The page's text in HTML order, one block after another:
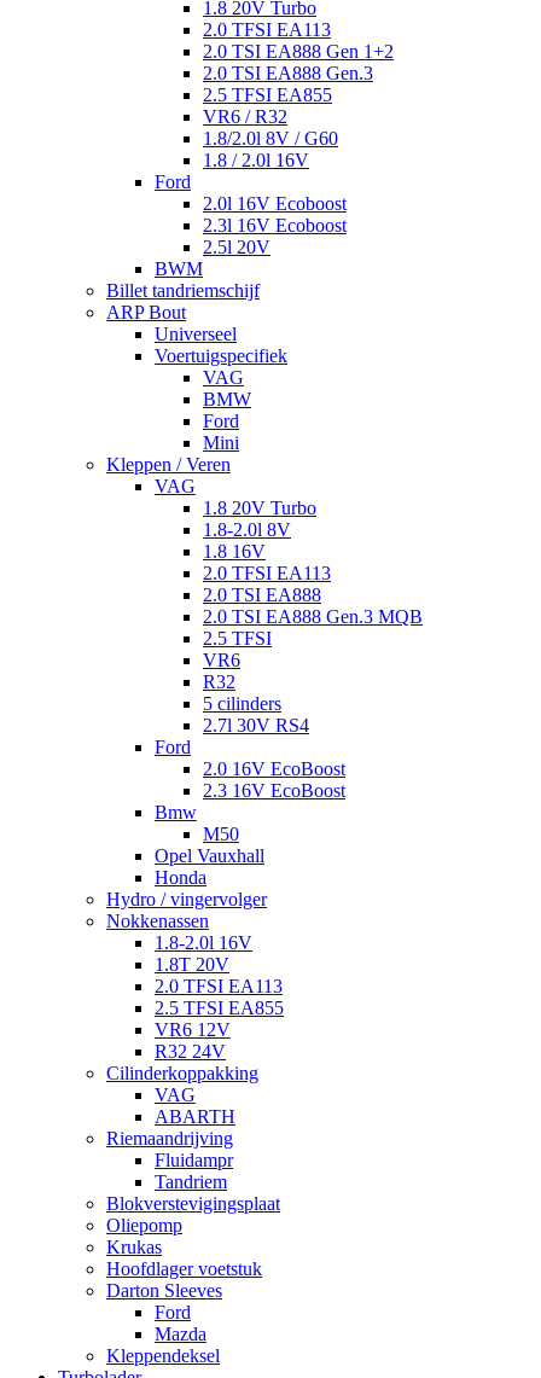
1.8 20V Turbo
2.0 TFSI EA113
2.0 TSI EA888 Gen 1+2
2.0 TSI EA888 Gen.3
2.5 TFSI EA855
VR6 / R32
1.8/2.0l 8V / G60
1.8 / 2.0l 16V
Ford
2.0l 16V Ecoboost
2.3l 16V Ecoboost
2.5l 20V
BWM
Billet tandriemschijf
ARP Bout
Universeel
Voertuigspecifiek
VAG
BMW
Ford
Mini
Kleppen / Veren
VAG
1.8 20V Turbo
1.8-2.0l 8V
1.8 16V
2.0 TFSI EA113
2.0 TSI EA888
2.0 TSI EA888 Gen.3 MQB
2.5 TFSI
VR6
R32
5 cilinders
2.7l 30V RS4
Ford
2.0 16V EcoBoost
2.3 16V EcoBoost
Bmw
M50
Opel Vauxhall
Honda
Hydro / vingervolger
Nokkenassen
1.8-2.0l 16V
1.8T 20V
2.0 TFSI EA113
2.5 TFSI EA855
VR6 12V
R32 24V
Cilinderkoppakking
VAG
ABARTH
Riemaandrijving
Fluidampr
Tandriem
Blokverstevigingsplaat
Oliepomp
Krukas
Hoofdlager voetstuk
Darton Sleeves
Ford
Mazda
Kleppendeksel